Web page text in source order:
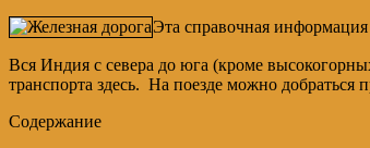
Эта справочная
Вся Индия с севера до юга (кроме
транспорта здесь. На поезде можно добраться
Содержание